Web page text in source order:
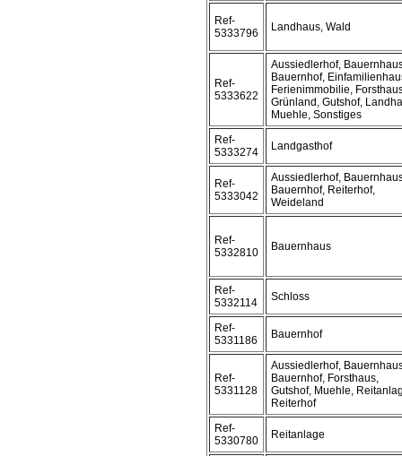
Ref-
5333796
Landhaus, Wald
Ref-
5333622
Aussiedlerhof,
Bauernhof,
Ferienimmobilie,
Grünland, Gutshof,
Muehle, Sonstiges
Ref-
5333274
Landgasthof
Ref-
5333042
Aussiedlerhof,
Bauernhof, Reiterhof,
Weideland
Ref-
5332810
Bauernhaus
Ref-
5332114
Schloss
Ref-
5331186
Bauernhof
Ref-
5331128
Aussiedlerhof,
Bauernhof, Forsthaus,
Gutshof, Muehle,
Reiterhof
Ref-
5330780
Reitanlage